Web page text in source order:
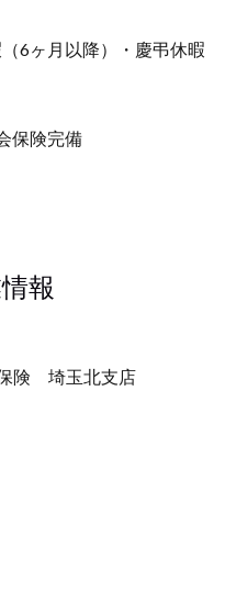
6ヶ月以降）・慶弔休暇
保険完備
報
険 埼玉北支店